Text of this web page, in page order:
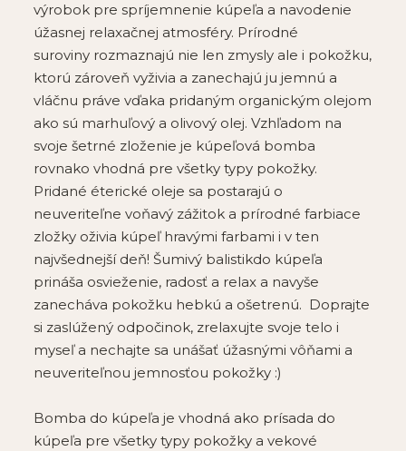
výrobok pre spríjemnenie kúpeľa a navodenie
úžasnej relaxačnej atmosféry. Prírodné
suroviny rozmaznajú nie len zmysly ale i pokožku,
ktorú zároveňvyživia a zanechajú jujemnú a
vláčnu práve vďaka pridaným organickým olejom
ako sú marhuľový a olivový olej. Vzhľadom na
svoje šetrné zloženie je kúpeľová bomba
rovnakovhodná pre všetky typy pokožky.
Pridané éterické oleje sa postarajú o
neuveriteľne voňavý zážitok a prírodné farbiace
zložky oživia kúpeľ hravými farbami i v ten
najvšednejší deň! Šumivý balistikdo kúpeľa
prináša osvieženie, radosť a relax a navyše
zanecháva pokožku hebkú a ošetrenú. Doprajte
si zaslúžený odpočinok, zrelaxujte svoje telo i
myseľ a nechajte sa unášať úžasnými vôňami a
neuveriteľnou jemnosťou pokožky :)
Bomba do kúpeľa je vhodná ako prísada do
kúpeľa pre všetky typy pokožky a vekové